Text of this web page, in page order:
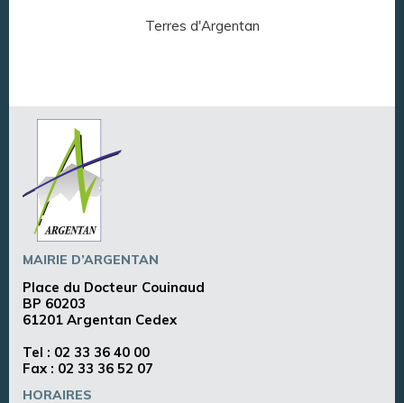
Terres d'Argentan
MAIRIE D’ARGENTAN
Place du Docteur Couinaud
BP 60203
61201 Argentan Cedex
Tel : 02 33 36 40 00
Fax : 02 33 36 52 07
HORAIRES